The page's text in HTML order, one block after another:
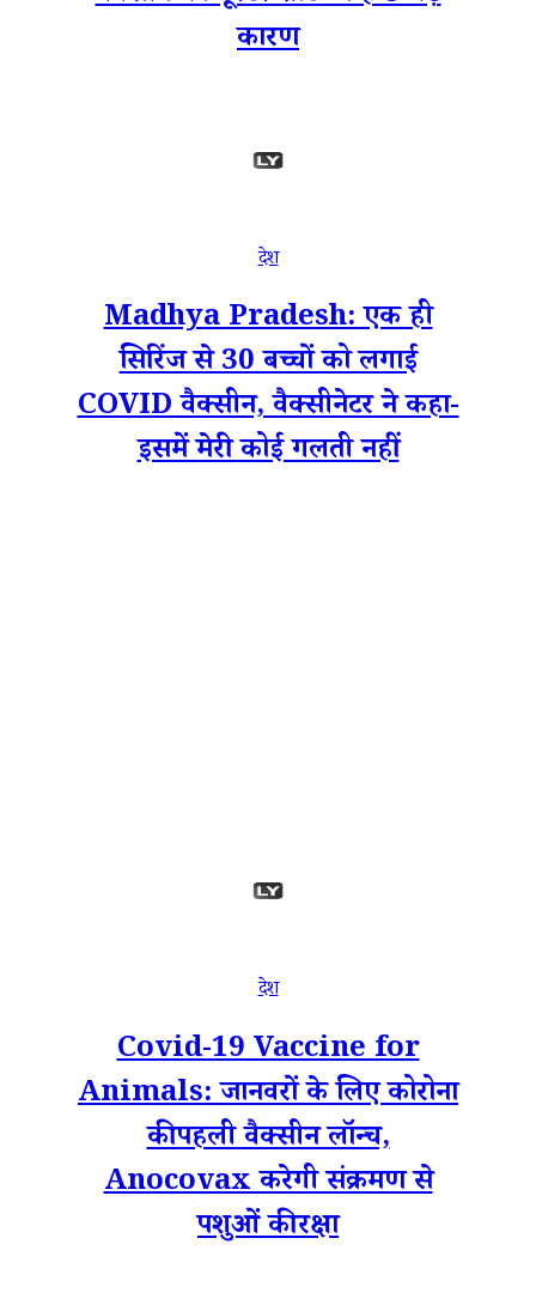
कारण
देश
Madhya Pradesh: एक ही
सिरिंज से 30 बच्चों को लगाई
COVID वैक्सीन, वैक्सीनेटर ने कहा-
इसमें मेरी कोई गलती नहीं
देश
Covid-19 Vaccine for
Animals: जानवरों के लिए कोरोना
की पहली वैक्सीन लॉन्च,
Anocovax करेगी संक्रमण से
पशुओं की रक्षा